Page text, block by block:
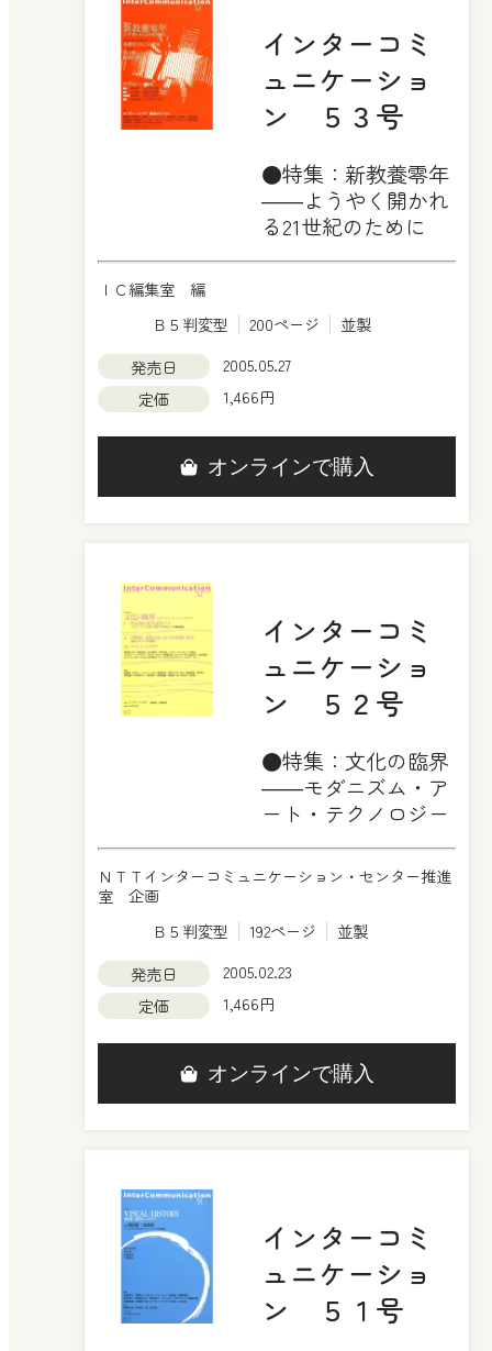
インターコミ
ュニケーショ
ン ５３号
●特集：新教養零年
――ようやく開かれ
る21世紀のために
ＩＣ編集室 編
Ｂ５判変型
200ページ
並製
発売日
2005.05.27
定価
1,466円
オンラインで購入
インターコミ
ュニケーショ
ン ５２号
●特集：文化の臨界
――モダニズム・ア
ート・テクノロジー
ＮＴＴインターコミュニケーション・センター推進
室 企画
Ｂ５判変型
192ページ
並製
発売日
2005.02.23
定価
1,466円
オンラインで購入
インターコミ
ュニケーショ
ン ５１号